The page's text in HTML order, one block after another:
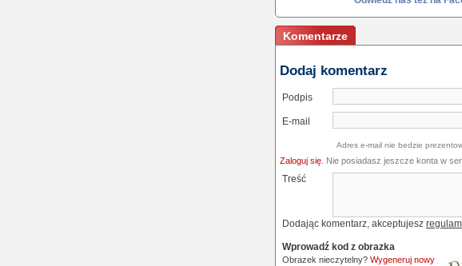
Komentarze
Dodaj komentarz
Podpis
E-mail
Adres e-mail nie bedzie
Zaloguj się . Nie posiadasz jeszcze konta w
Treść
Dodając komentarz, akceptujesz
Wprowadź kod z obrazka
Obrazek nieczytelny? Wygeneruj nowy